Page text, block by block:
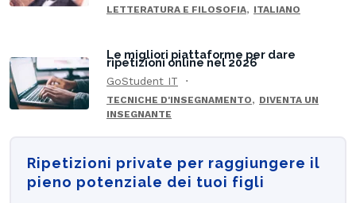
LETTERATURA E FILOSOFIA, ITALIANO
Le migliori piattaforme per dare
ripetizioni online nel 2026
GoStudent IT
TECNICHE D'INSEGNAMENTO, DIVENTA UN
INSEGNANTE
Ripetizioni private per raggiungere il
pieno potenziale dei tuoi figli